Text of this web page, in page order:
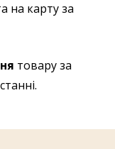
на карту за
товару за